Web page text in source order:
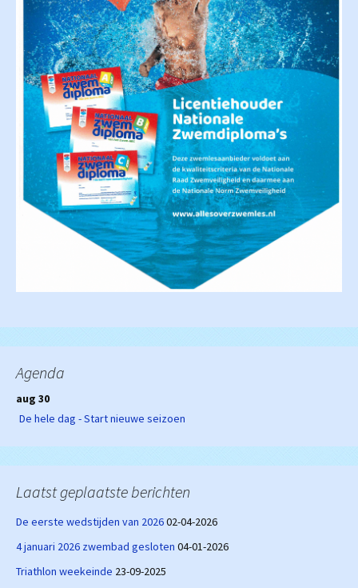
Agenda
aug 30
De hele dag - Start nieuwe seizoen
Laatst geplaatste berichten
De eerste wedstijden van 202602-04-2026
4 januari 2026 zwembad gesloten 04-01-2026
Triathlon weekeinde 23-09-2025